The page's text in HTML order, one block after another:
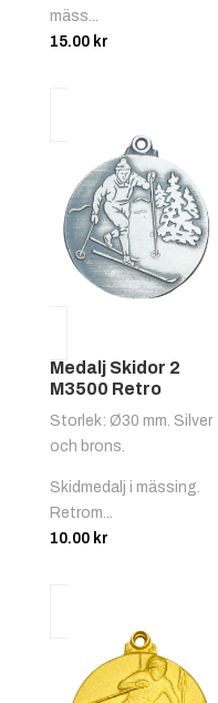
mäss...
15.00 kr
Medalj Skidor 2
M3500 Retro
Storlek: Ø30 mm. Silver
och brons.
Skidmedalj i mässing.
Retrom...
10.00 kr